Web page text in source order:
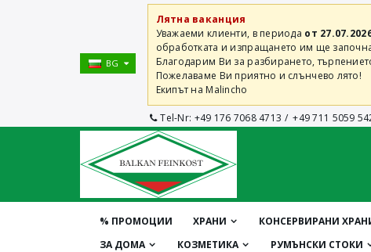
BG
Лятна ваканция
Уважаеми клиенти, в периода от
обработката и изпращането им ще
Благодарим Ви за разбирането,
Пожелаваме Ви приятно и слънчево лято!
Екипът на Malincho
Tel-Nr: +49 176 7068 4713 /+49 711 5059
% ПРОМОЦИИ ХРАНИ КОНСЕРВИРАНИ
ЗА ДОМА
КОЗМЕТИКА РУМЪНСКИ СТОКИ